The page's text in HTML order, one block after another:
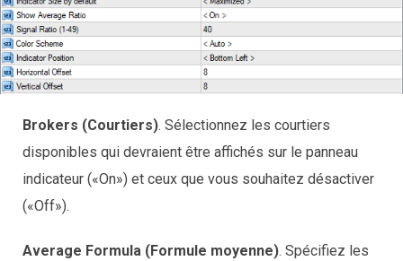
Brokers (Courtiers). Sélectionnez les courtiers
disponibles qui devraient être affichés sur le panneau
indicateur («On») et ceux que vous souhaitez désactiver
(«Off»).
Average Formula (Formule moyenne). Spécifiez les